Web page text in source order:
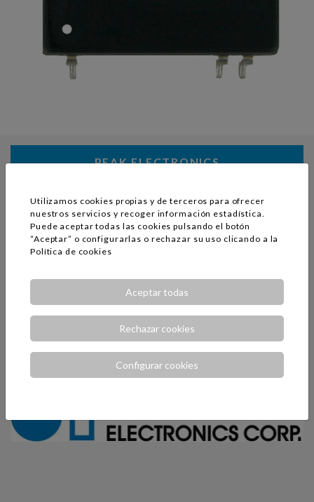
PEAK ELECTRONICS
ARCH ELECTRONICS CORP.
Utilizamos cookies propias y de terceros para ofrecer
nuestros servicios y recoger información estadística.
Puede aceptar todas las cookies pulsando el botón
“Aceptar” o configurarlas o rechazar su uso clicando a la
Política de cookies
Aceptar todas
Rechazar cookies
Configurar cookies